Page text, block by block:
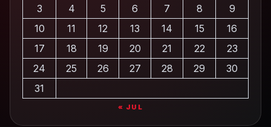
3
4 5 6 7 8
9
10
11 12 13 14 15
16
17
18 19 20 21 22
23
24
25 26 27 28 29
30
31
« JUL